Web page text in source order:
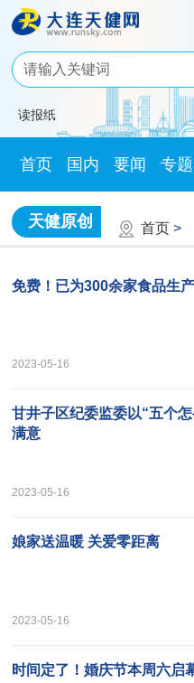
读报纸
首页 国内 要闻 专题
天健原创 首页 >
免费！已为300余家食品生
2023-05-16
甘井子区纪委监委以“五个
满意
2023-05-16
娘家送温暖 关爱零距离
2023-05-16
时间定了！婚庆节本周六启